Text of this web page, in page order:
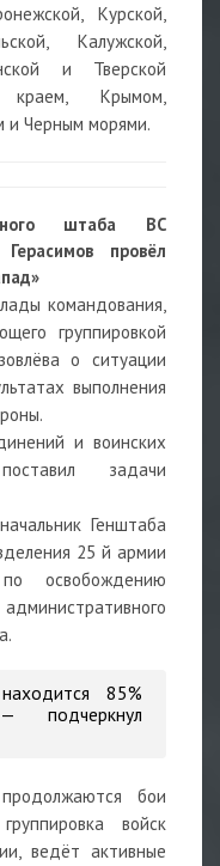
Курской,
Калужской,
и Тверской
краем, Крымом,
и Черным морями.
штаба ВС
провёл
командования,
группировкой
о ситуации
выполнения
и воинских
задачи
Генштаба
25 й армии
освобождению
85%
подчеркнул
бои
войск
ведёт активные